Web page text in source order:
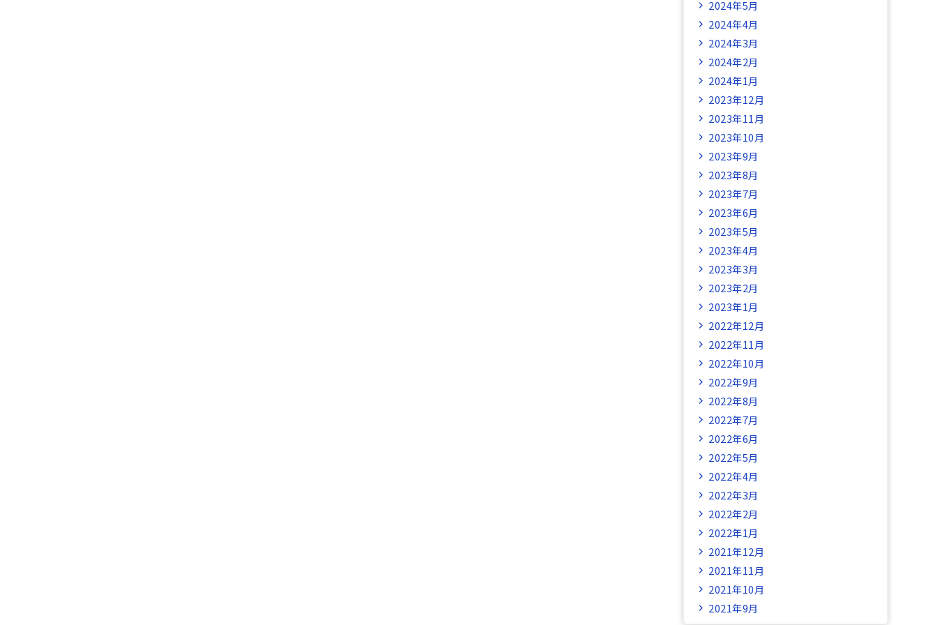
2024年5月
2024年4月
2024年3月
2024年2月
2024年1月
2023年12月
2023年11月
2023年10月
2023年9月
2023年8月
2023年7月
2023年6月
2023年5月
2023年4月
2023年3月
2023年2月
2023年1月
2022年12月
2022年11月
2022年10月
2022年9月
2022年8月
2022年7月
2022年6月
2022年5月
2022年4月
2022年3月
2022年2月
2022年1月
2021年12月
2021年11月
2021年10月
2021年9月